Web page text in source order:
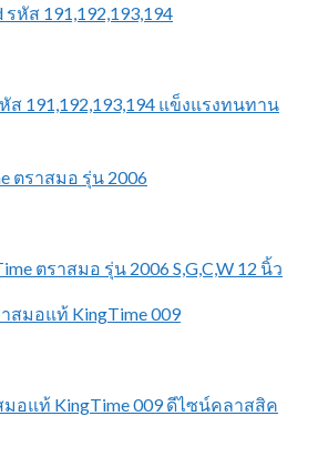
ส 191,192,193,194 แข็งแรงทนทาน
ตราสมอ รุ่น 2006 S,G,C,W 12 นิ้ว
อแท้ KingTime 009 ดีไซน์คลาสสิค